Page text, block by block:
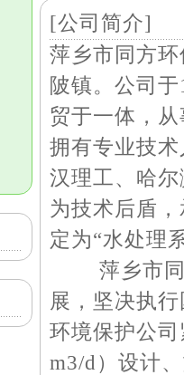
[公司简介]
萍乡市同方
陂镇。公司
贸于一体，
拥有专业技
汉理工、哈
为技术后盾
定为“水处理
萍乡市同方
展，坚决执
环境保护公
m3/d）设计